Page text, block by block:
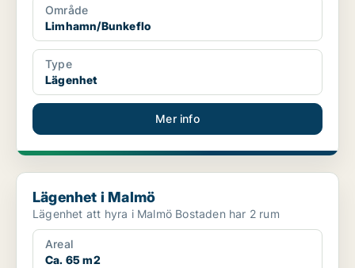
Område
Limhamn/Bunkeflo
Type
Lägenhet
Mer info
Lägenhet i Malmö
Lägenhet i Malmö
Lägenhet att hyra i Malmö Bostaden har 2 rum
Areal
Ca. 65 m2